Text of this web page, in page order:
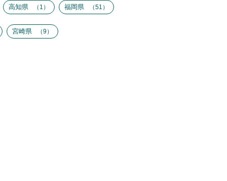
高知県 1 福岡県 51
宮崎県 9